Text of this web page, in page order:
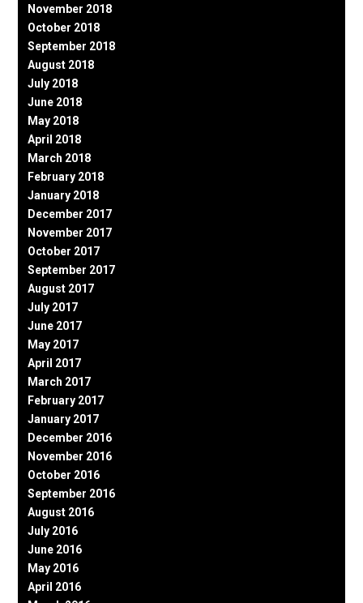
November 2018
October 2018
September 2018
August 2018
July 2018
June 2018
May 2018
April 2018
March 2018
February 2018
January 2018
December 2017
November 2017
October 2017
September 2017
August 2017
July 2017
June 2017
May 2017
April 2017
March 2017
February 2017
January 2017
December 2016
November 2016
October 2016
September 2016
August 2016
July 2016
June 2016
May 2016
April 2016